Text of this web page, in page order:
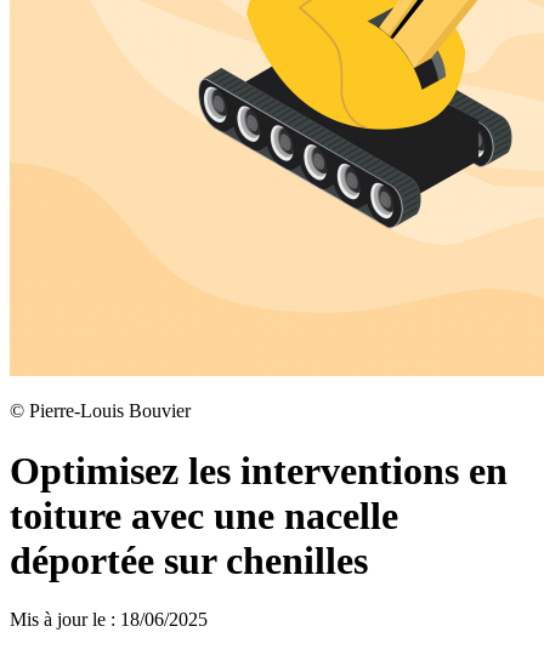
© Pierre-Louis Bouvier
Optimisez les interventions en
toiture avec une nacelle
déportée sur chenilles
Mis à jour le : 18/06/2025